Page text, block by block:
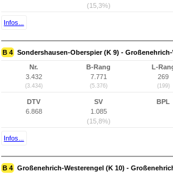
(15,3%)
Infos...
B 4 Sondershausen-Oberspier (K 9) -
Nr.
3.432
(3.434)
B-Rang
7.771
(5.376)
L-
269
(199)
DTV
6.868
SV
1.085
(15,8%)
BPL
Infos...
B 4 Großenehrich-Westerengel (K 10) -